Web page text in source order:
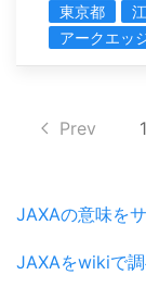
東京都
アークエッ
Prev 1
JAXAの意味を
JAXAをwikiで調